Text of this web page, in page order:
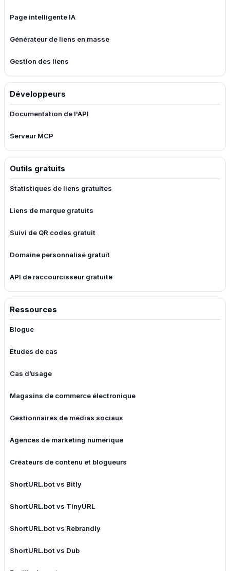
Page intelligente IA
Générateur de liens en masse
Gestion des liens
Développeurs
Documentation de l'API
Serveur MCP
Outils gratuits
Statistiques de liens gratuites
Liens de marque gratuits
Suivi de QR codes gratuit
Domaine personnalisé gratuit
API de raccourcisseur gratuite
Ressources
Blogue
Études de cas
Cas d’usage
Magasins de commerce électronique
Gestionnaires de médias sociaux
Agences de marketing numérique
Créateurs de contenu et blogueurs
ShortURL.bot vs Bitly
ShortURL.bot vs TinyURL
ShortURL.bot vs Rebrandly
ShortURL.bot vs Dub